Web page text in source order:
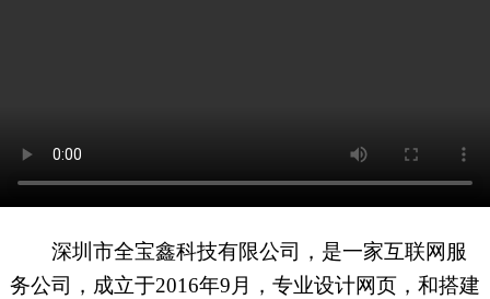
XML地图
深圳市全宝鑫科技有限公司，是一家互联网服
务公司，成立于2016年9月，专业设计网页，和搭建